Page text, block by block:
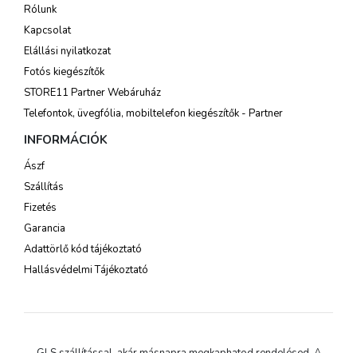
Rólunk
Kapcsolat
Elállási nyilatkozat
Fotós kiegészítők
STORE11 Partner Webáruház
Telefontok, üvegfólia, mobiltelefon kiegészítők - Partner
INFORMÁCIÓK
Ászf
Szállítás
Fizetés
Garancia
Adattörlő kód tájékoztató
Hallásvédelmi Tájékoztató